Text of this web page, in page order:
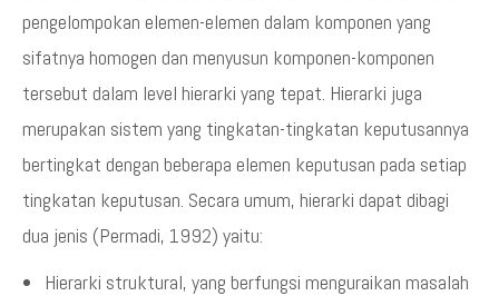
pengelompokan elemen-elemen dalam komponen yang
sifatnya homogen dan menyusun komponen-komponen
tersebut dalam level hierarki yang tepat. Hierarki juga
merupakan sistem yang tingkatan-tingkatan keputusannya
bertingkat dengan beberapa elemen keputusan pada setiap
tingkatan keputusan. Secara umum, hierarki dapat dibagi
dua jenis (Permadi, 1992) yaitu:
Hierarki struktural, yang berfungsi menguraikan masalah